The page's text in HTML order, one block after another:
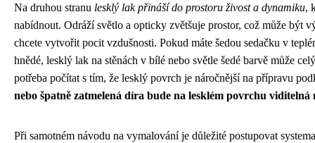
Na druhou stranu lesklý lak přináší do prostoru živost a dynamiku,
nabídnout. Odráží světlo a opticky zvětšuje prostor, což může být
chcete vytvořit pocit vzdušnosti. Pokud máte šedou sedačku v
hnědé, lesklý lak na stěnách v bílé nebo světle šedé barvě může
potřeba počítat s tím, že lesklý povrch je náročnější na přípravu
nebo špatně zatmelená díra bude na lesklém povrchu
Při samotném návodu na vymalování je důležité postupovat